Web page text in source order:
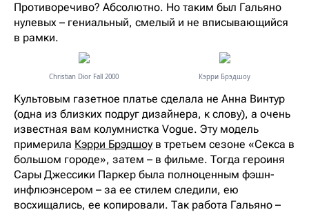
Противоречиво? Абсолютно. Но таким был Гальяно
нулевых – гениальный, смелый и не вписывающийся
в рамки.
Christian Dior Fall 2000 Кэрри Брэдшоу
Культовым газетное платье сделала не Анна Винтур
(одна из близких подруг дизайнера, к слову), а очень
известная вам колумнистка Vogue. Эту модель
примерила Кэрри Брэдшоув третьем сезоне «Секса в
большом городе», затем – в фильме. Тогда героиня
Сары Джессики Паркер была полноценным фэшн-
инфлюэнсером – за ее стилем следили, ею
восхищались, ее копировали. Так работа Гальяно –